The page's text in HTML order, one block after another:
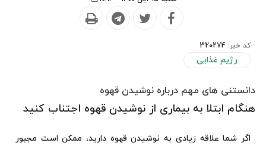
کد خبر: 320274
رژیم غذایی
دانستنی های مهم درباره نوشیدن قهوه
هنگام ابتلا به بیماری از نوشیدن قهوه اجتناب کنید
اگر شما علاقه زیادی به نوشیدن قهوه دارید، ممکن است مجبور